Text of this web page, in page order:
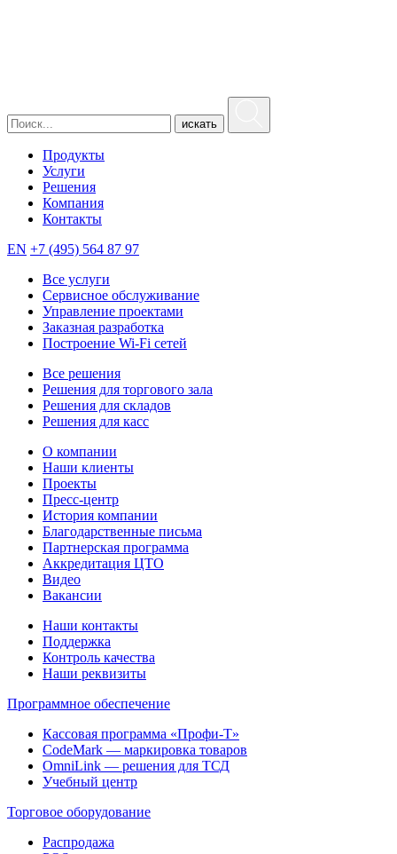
искать
Продукты
Услуги
Решения
Компания
Контакты
EN +7 (495) 564 87 97
Все услуги
Сервисное обслуживание
Управление проектами
Заказная разработка
Построение Wi-Fi сетей
Все решения
Решения для торгового зала
Решения для складов
Решения для касс
О компании
Наши клиенты
Проекты
Пресс-центр
История компании
Благодарственные письма
Партнерская программа
Аккредитация ЦТО
Видео
Вакансии
Наши контакты
Поддержка
Контроль качества
Наши реквизиты
Программное обеспечение
Кассовая программа «Профи-Т»
CodeMark — маркировка товаров
OmniLink — решения для ТСД
Учебный центр
Торговое оборудование
Распродажа